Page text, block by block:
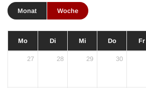
Monat Woche
Mo Di Mi Do Fr
27 28 29 30